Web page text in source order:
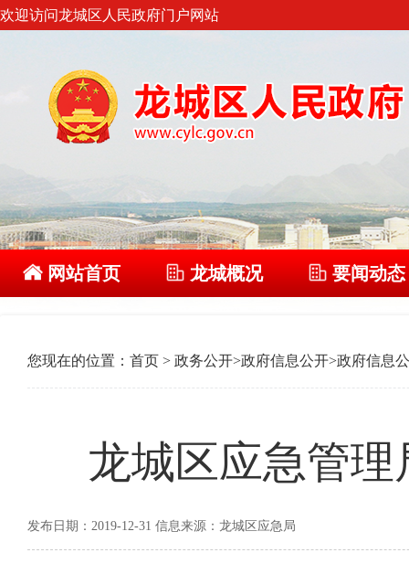
欢迎访问龙城区人民政府门户网站
网站首页 龙城概况 要闻动态
您现在的位置： 首页 > 政务公开>政府信息公开>政府信息
龙城区应急管理
发布日期：2019-12-31 信息来源：龙城区应急局